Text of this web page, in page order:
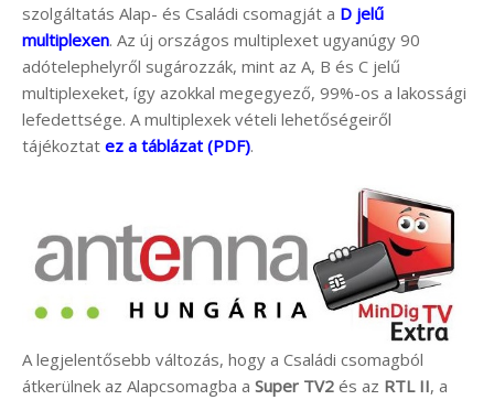
szolgáltatás Alap- és Családi csomagját a D jelű
multiplexen. Az új országos multiplexet ugyanúgy 90
adótelephelyről sugározzák, mint az A, B és C jelű
multiplexeket, így azokkal megegyező, 99%-os a lakossági
lefedettsége. A multiplexek vételi lehetőségeiről
tájékoztat ez a táblázat (PDF).
A legjelentősebb változás, hogy a Családi csomagból
átkerülnek az Alapcsomagba a Super TV2 és az RTL II, a